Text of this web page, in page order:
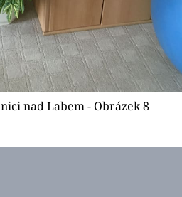
nad Labem - Obrázek 8